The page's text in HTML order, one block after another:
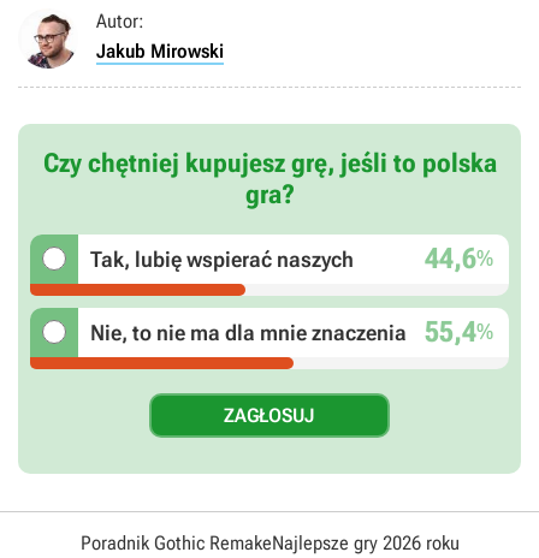
Autor:
Jakub Mirowski
Czy chętniej kupujesz grę, jeśli to polska
gra?
Tak, lubię wspierać naszych 44,6%
Nie, to nie ma dla mnie znaczenia 55,4%
Poradnik Gothic RemakeNajlepsze gry 2026 roku